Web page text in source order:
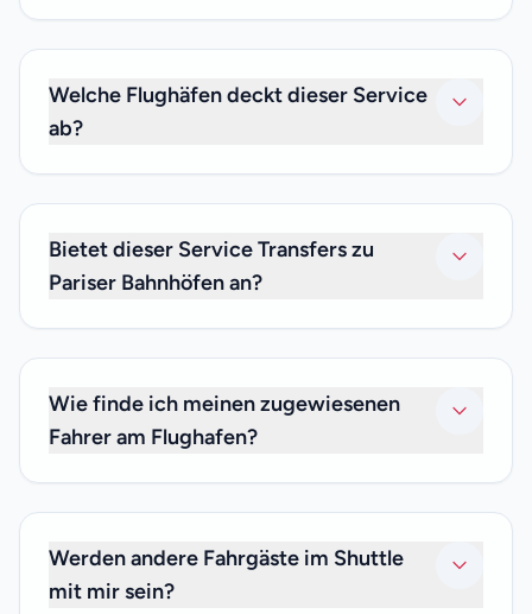
eine maßgeschneiderte Fahrt bevorzugen.
Unsere Fahrer können Sie von Ihrem Hotel oder einem
Welche Flughäfen deckt dieser Service
ab?
Flughafen Orly und Flughafen Beauvais-Tillé.
Bietet dieser Service Transfers zu
Pariser Bahnhöfen an?
Wie finde ich meinen zugewiesenen
Fahrer am Flughafen?
Wenn Sie den Fahrer nicht finden können, rufen Sie uns
bitte unter +33 (0)6 59 19 82 87 an.
Werden andere Fahrgäste im Shuttle
mit mir sein?